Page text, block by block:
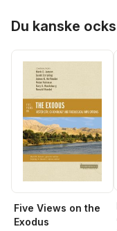
Du kanske
Five Views on the
Exodus